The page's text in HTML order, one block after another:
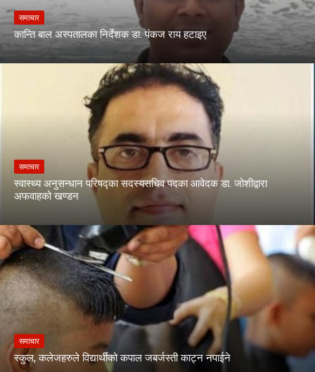
समाचार
कान्ति बाल अस्पतालका निर्देशक डा. पंकज राय हटाइए
समाचार
स्वास्थ्य अनुसन्धान परिषद्का सदस्यसचिव पदका आवेदक डा. जोशीद्वारा
अफवाहको खण्डन
समाचार
स्कुल, कलेजहरुले विद्यार्थीको कपाल जबर्जस्ती काट्न नपाईने